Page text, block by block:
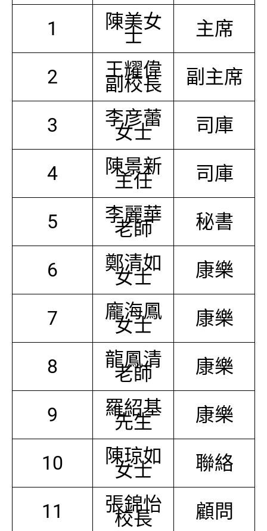
1
陳美女
士 主席
2 王耀偉
副校長 副主席
3 李彦蕾
女士 司庫
4 陳景新
主任 司庫
5 李麗華
老師 秘書
6 鄭清如
女士 康樂
7 龐海鳳
女士 康樂
8 龍鳳清
老師 康樂
9 羅紹基
先生 康樂
10 陳琼如
女士 聯絡
11 張錦怡
校長 顧問